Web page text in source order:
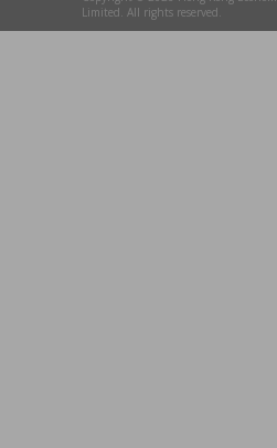
Limited. All rights reserved.